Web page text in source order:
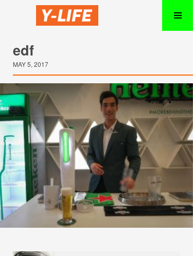
edf
MAY 5, 2017